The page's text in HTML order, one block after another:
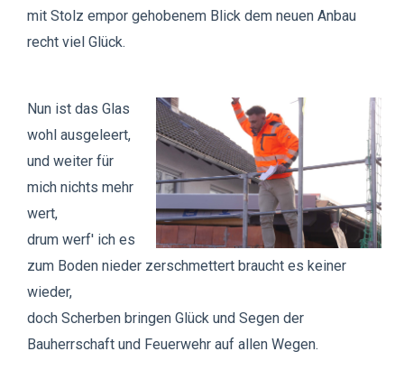
mit Stolz empor gehobenem Blick dem neuen Anbau
recht viel Glück.
Nun ist das Glas
wohl ausgeleert,
und weiter für
mich nichts mehr
wert,
drum werf' ich es
zum Boden nieder zerschmettert braucht es keiner
wieder,
doch Scherben bringen Glück und Segen der
Bauherrschaft und Feuerwehr auf allen Wegen.